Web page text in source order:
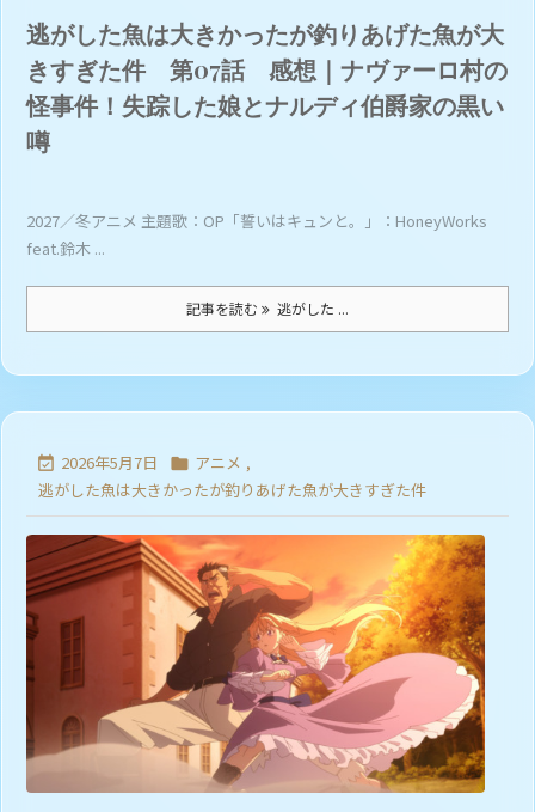
逃がした魚は大きかったが釣りあげた魚が大
きすぎた件 第07話 感想｜ナヴァーロ村の
怪事件！失踪した娘とナルディ伯爵家の黒い
噂
2027／冬アニメ 主題歌：OP「誓いはキュンと。」：HoneyWorks
feat.鈴木 ...
記事を読む 逃がした ...
 2026年5月7日  アニメ ,
逃がした魚は大きかったが釣りあげた魚が大きすぎた件